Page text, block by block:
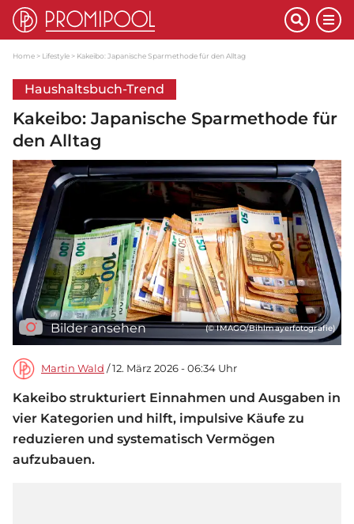
Home Lifestyle Kakeibo: Japanische Sparmethode für den Alltag
Haushaltsbuch-Trend
Kakeibo: Japanische Sparmethode für
den Alltag
Bilder ansehen (© IMAGO/Bihlmayerfotografie)
Martin Wald / 12. März 2026 - 06:34 Uhr
Kakeibo strukturiert Einnahmen und Ausgaben in
vier Kategorien und hilft, impulsive Käufe zu
reduzieren und systematisch Vermögen
aufzubauen.